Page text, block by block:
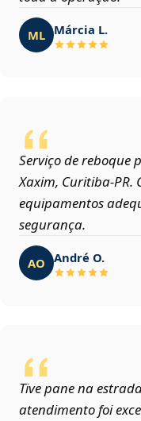
ML Márcia L.
Serviço de reboque
Xaxim,
equipamentos
segurança.
AO André O.
Tive pane na
atendimento foi